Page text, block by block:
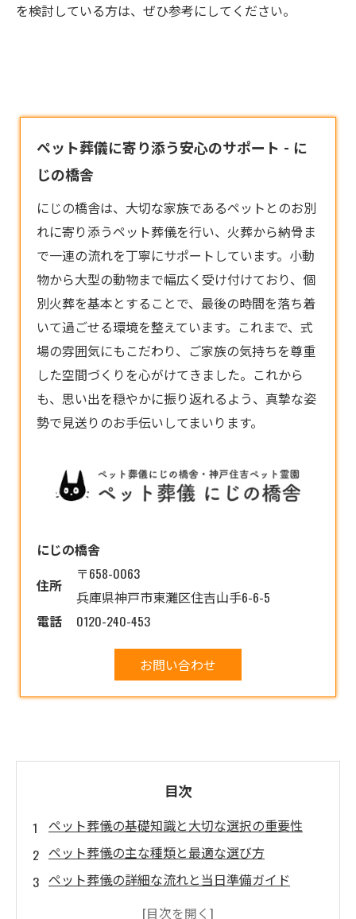
を検討している方は、ぜひ参考にしてください。
ペット葬儀に寄り添う安心のサポート - に
じの橋舎
にじの橋舎は、大切な家族であるペットとのお別
れに寄り添うペット葬儀を行い、火葬から納骨ま
で一連の流れを丁寧にサポートしています。小動
物から大型の動物まで幅広く受け付けており、個
別火葬を基本とすることで、最後の時間を落ち着
いて過ごせる環境を整えています。これまで、式
場の雰囲気にもこだわり、ご家族の気持ちを尊重
した空間づくりを心がけてきました。これから
も、思い出を穏やかに振り返れるよう、真摯な姿
勢で見送りのお手伝いしてまいります。
にじの橋舎
住所
〒658-0063
兵庫県神戸市東灘区住吉山手6-6-5
電話
0120-240-453
お問い合わせ
目次
ペット葬儀の基礎知識と大切な選択の重要性
ペット葬儀の主な種類と最適な選び方
ペット葬儀の詳細な流れと当日準備ガイド
信頼できるペット葬儀業者の見分け方とトラブ